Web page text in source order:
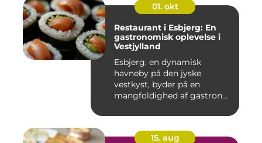
01. okt
Restaurant i Esbjerg: En
gastronomisk oplevelse i
Vestjylland
Esbjerg, en dynamisk
havneby på den jyske
vestkyst, byder på en
mangfoldighed af gastron...
15. aug